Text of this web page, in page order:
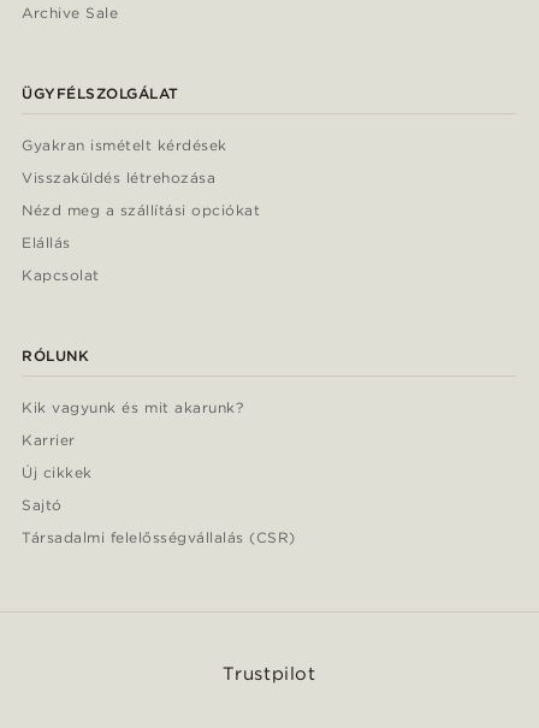
Archive Sale
ÜGYFÉLSZOLGÁLAT
Gyakran ismételt kérdések
Visszaküldés létrehozása
Nézd meg a szállítási opciókat
Elállás
Kapcsolat
RÓLUNK
Kik vagyunk és mit akarunk?
Karrier
Új cikkek
Sajtó
Társadalmi felelősségvállalás (CSR)
Trustpilot